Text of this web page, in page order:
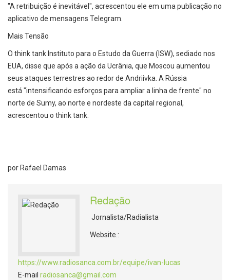
"A retribuição é inevitável", acrescentou ele em uma publicação no
aplicativo de mensagens Telegram.
Mais Tensão
O think tank Instituto para o Estudo da Guerra (ISW), sediado nos
EUA, disse que após a ação da Ucrânia, que Moscou aumentou
seus ataques terrestres ao redor de Andriivka. A Rússia
está "intensificando esforços para ampliar a linha de frente" no
norte de Sumy, ao norte e nordeste da capital regional,
acrescentou o think tank.
por Rafael Damas
Redação
Jornalista/Radialista
Website.:
https://www.radiosanca.com.br/equipe/ivan-lucas
E-mail radiosanca@gmail.com